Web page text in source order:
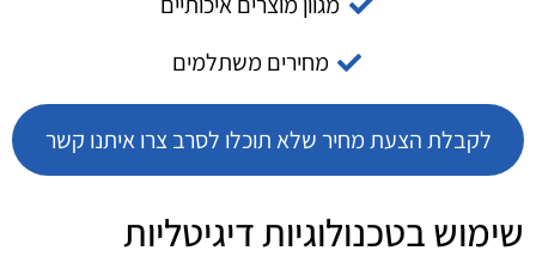
מחירים משתלמים
לקבלת הצעת מחיר שלא תוכלו לסרב צרו איתנו קשר
שימוש בטכנולוגיות דיגיטליות